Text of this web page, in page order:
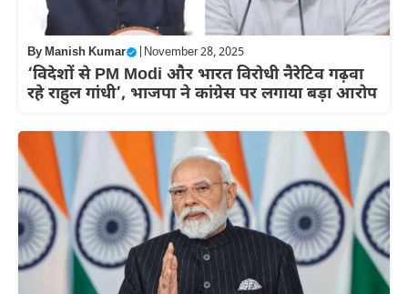
ByManish Kumar November 28, 2025
‘विदेशों से PM Modi और भारत विरोधी नैरेटिव गढ़वा
रहे राहुल गांधी’, भाजपा ने कांग्रेस पर लगाया बड़ा आरोप